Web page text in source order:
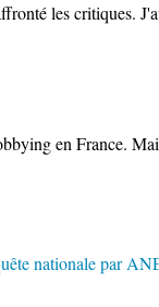
les critiques.
en France.